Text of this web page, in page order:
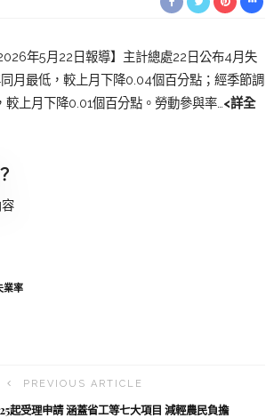
年5月22日報導】主計總處22日公布4月失
月最低，較上月下降0.04個百分點；經季節調
上月下降0.01個百分點。勞動參與率… <詳全
業率
PREVIOUS ARTICLE
起受理申請 涵蓋省工等七大項目 減輕農民負擔